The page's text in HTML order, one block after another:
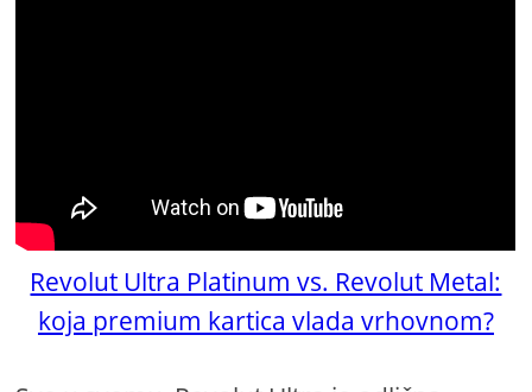
Revolut Ultra Platinum vs. Revolut Metal:
koja premium kartica vlada vrhovnom?